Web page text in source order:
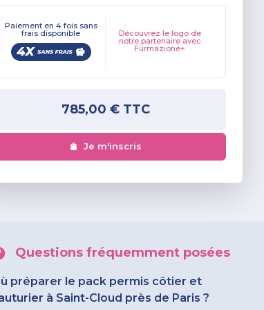
Paiement en 4 fois sans
frais disponible Découvrez le logo de
notre partenaire avec
Furmazione+
785,00 €TTC
Je m'inscris
Questions fréquemment posées
préparer le pack permis côtier et
à Saint-Cloud près de Paris ?